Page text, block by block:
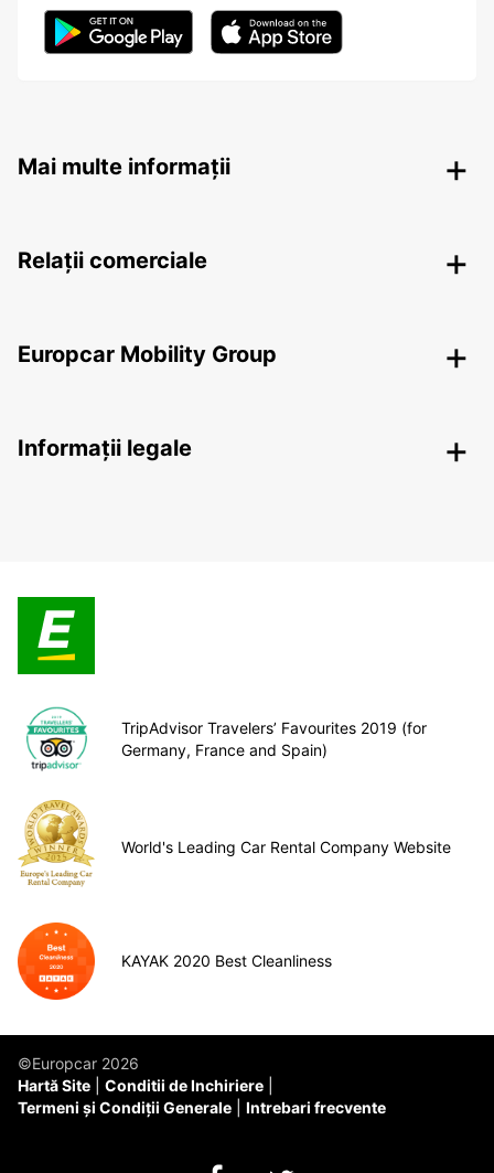
Mai multe informații
Relații comerciale
Europcar Mobility Group
Informații legale
TripAdvisor Travelers’ Favourites 2019 (for
Germany, France and Spain)
World's Leading Car Rental Company Website
KAYAK 2020 Best Cleanliness
©Europcar 2026
Hartă Site
Conditii de Inchiriere
Termeni și Condiții Generale
Intrebari frecvente